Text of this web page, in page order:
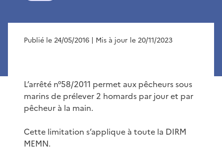
Publié le 24/05/2016 | Mis à jour le 20/11/2023
L’arrêté n°58/2011 permet aux pêcheurs sous
marins de prélever 2 homards par jour et par
pêcheur à la main.
Cette limitation s’applique à toute la DIRM
MEMN.